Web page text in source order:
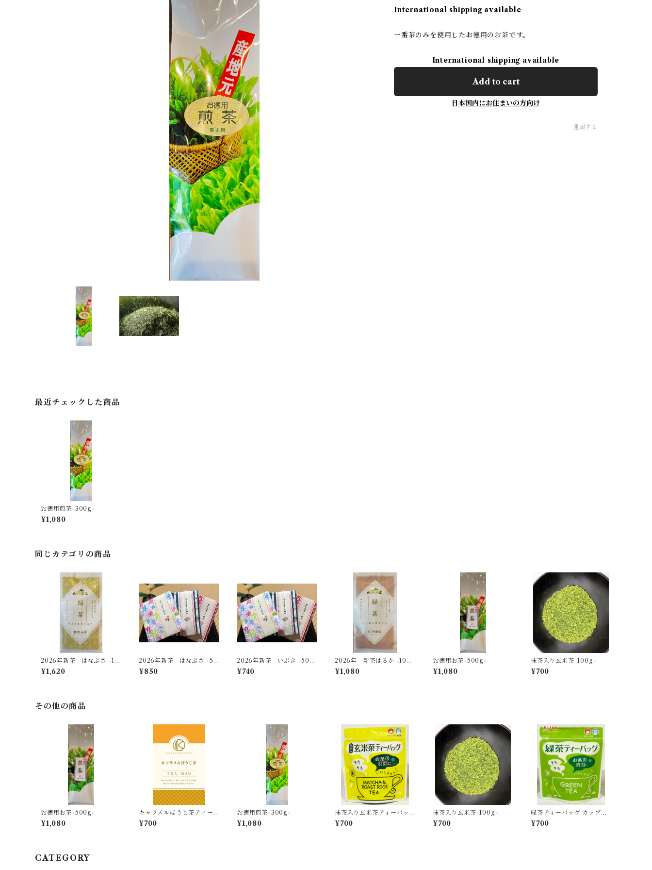
International shipping available
一番茶のみを使用したお徳用のお茶です。
International shipping available
Add to cart
日本国内にお住まいの方向け
通報する
最近チェックした商品
お徳用煎茶-300g-
¥1,080
同じカテゴリの商品
2026年新茶 はなぶさ -10
0ｇ-
¥1,620
2026年新茶 はなぶさ -50
ｇ-【無料ギフト個包装】
¥850
2026年新茶 いぶき -50
ｇ-【無料ギフト個包装】
¥740
2026年 新茶はるか -100
ｇ-
¥1,080
お徳用お茶-500g-
¥1,080
抹茶入り玄米茶-100g-
¥700
その他の商品
お徳用お茶-500g-
¥1,080
キャラメルほうじ茶ティー
バッグ -2.5g×8個入-
¥700
お徳用煎茶-300g-
¥1,080
抹茶入り玄米茶ティーバッ
グ -3g×15個入-
¥700
抹茶入り玄米茶-100g-
¥700
緑茶ティーバッグ カップ用
-3g×15個入-
¥700
CATEGORY